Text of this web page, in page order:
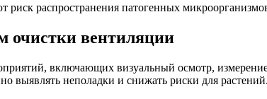
риск распространения патогенных
очистки вентиляции
включающих визуальный осмотр,
выявлять неполадки и снижать риски для растений.